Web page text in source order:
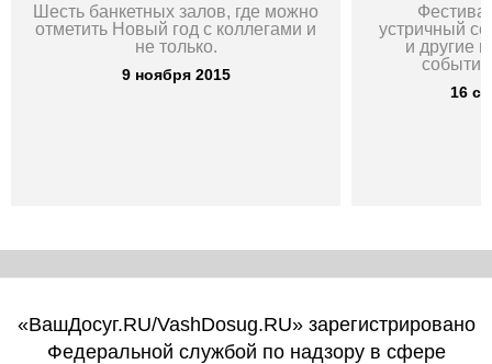
Шесть банкетных залов, где можно
отметить Новый год с коллегами и
не только.
9 ноября 2015
устричный
и другие
16
«ВашДосуг.RU/VashDosug.RU» зарегистрировано
Федеральной службой по надзору в сфере